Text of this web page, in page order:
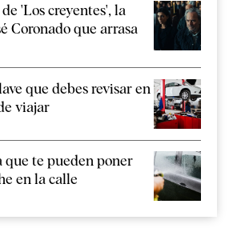
'Los creyentes', la
Coronado que arrasa
que debes revisar en
viajar
que te pueden poner
en la calle